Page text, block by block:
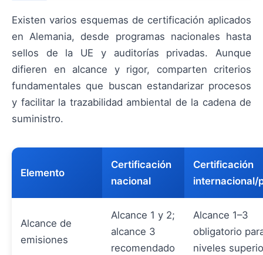
Existen varios esquemas de certificación aplicados
en Alemania, desde programas nacionales hasta
sellos de la UE y auditorías privadas. Aunque
difieren en alcance y rigor, comparten criterios
fundamentales que buscan estandarizar procesos
y facilitar la trazabilidad ambiental de la cadena de
suministro.
Elemento
Certificación
nacional
Certificación
internacional/
Alcance de
emisiones
Alcance 1 y 2;
alcance 3
recomendado
Alcance 1–3
obligatorio
niveles